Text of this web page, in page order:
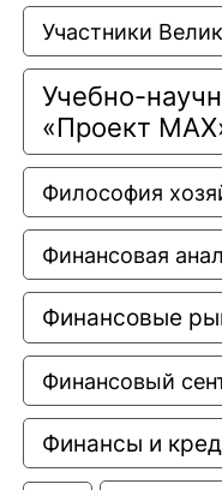
Участники
Учебно-
«Проект
Философия
Финансовая
Финансовые
Финансовый
Финансы и